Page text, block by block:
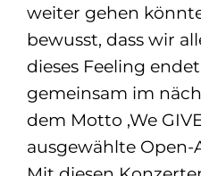
weiter gehen
bewusst, dass wir
dieses Feeling
gemeinsam im
dem Motto ‚We
ausgewählte Open-